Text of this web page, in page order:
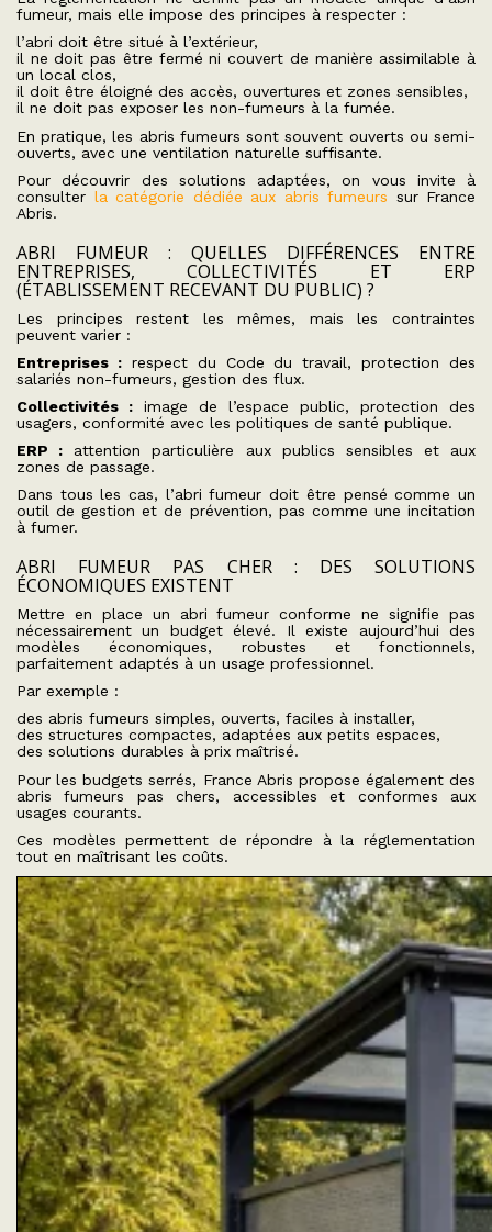
fumeur, mais elle impose des principes à respecter :
l’abri doit être situé à l’extérieur,
il ne doit pas être fermé ni couvert de manière assimilable à
un local clos,
il doit être éloigné des accès, ouvertures et zones sensibles,
il ne doit pas exposer les non-fumeurs à la fumée.
En pratique, les abris fumeurs sont souvent ouverts ou semi-
ouverts, avec une ventilation naturelle suffisante.
Pour découvrir des solutions adaptées, on vous invite à
consulter la catégorie dédiée aux abris fumeurs sur France
Abris.
ABRI FUMEUR : QUELLES DIFFÉRENCES ENTRE
ENTREPRISES, COLLECTIVITÉS ET ERP
(ÉTABLISSEMENT RECEVANT DU PUBLIC) ?
Les principes restent les mêmes, mais les contraintes
peuvent varier :
Entreprises :respect du Code du travail, protection des
salariés non-fumeurs, gestion des flux.
Collectivités : image de l’espace public, protection des
usagers, conformité avec les politiques de santé publique.
ERP : attention particulière aux publics sensibles et aux
zones de passage.
Dans tous les cas, l’abri fumeur doit être pensé comme un
outil de gestion et de prévention, pas comme une incitation
à fumer.
ABRI FUMEUR PAS CHER : DES SOLUTIONS
ÉCONOMIQUES EXISTENT
Mettre en place un abri fumeur conforme ne signifie pas
nécessairement un budget élevé. Il existe aujourd’hui des
modèles économiques, robustes et fonctionnels,
parfaitement adaptés à un usage professionnel.
Par exemple :
des abris fumeurs simples, ouverts, faciles à installer,
des structures compactes, adaptées aux petits espaces,
des solutions durables à prix maîtrisé.
Pour les budgets serrés, France Abris propose également des
abris fumeurs pas chers, accessibles et conformes aux
usages courants.
Ces modèles permettent de répondre à la réglementation
tout en maîtrisant les coûts.